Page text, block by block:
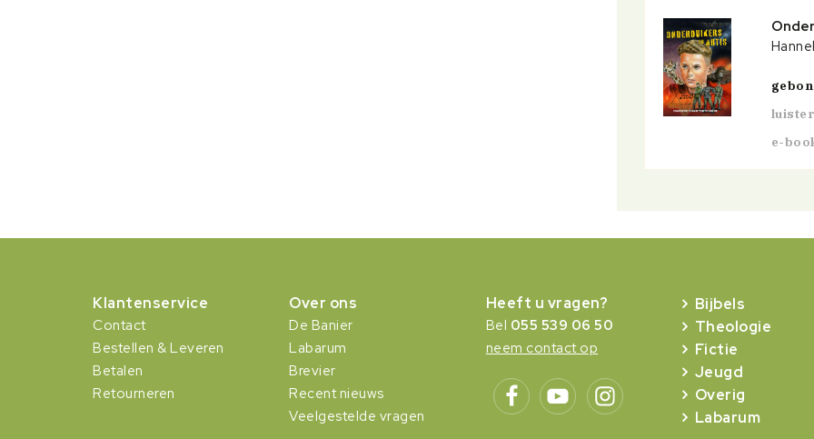
e-
Klantenservice
Contact
Bestellen & Leveren
Betalen
Retourneren
Over ons
De Banier
Labarum
Brevier
Recent nieuws
Veelgestelde vragen
Heeft u vragen?
Bel 055 539 06 50
neem contact op
Bijbels
Theologie
Fictie
Jeugd
Overig
Labarum